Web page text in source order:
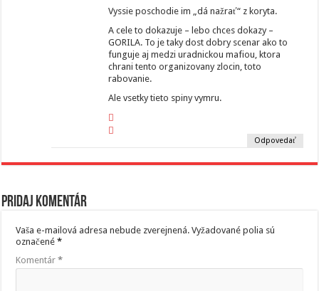
Vyssie poschodie im „dá nažrať“ z koryta.
A cele to dokazuje – lebo chces dokazy –
GORILA. To je taky dost dobry scenar ako to
funguje aj medzi uradnickou mafiou, ktora
chrani tento organizovany zlocin, toto
rabovanie.
Ale vsetky tieto spiny vymru.
Odpovedať
Pridaj komentár
Vaša e-mailová adresa nebude zverejnená. Vyžadované polia sú
označené*
Komentár*